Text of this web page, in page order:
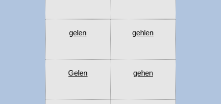
gelen gehlen
Gelen gehen